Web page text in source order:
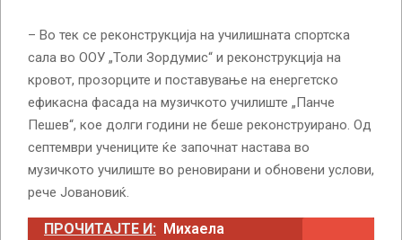
– Во тек се реконструкција на училишната спортска
сала во ООУ „Толи Зордумис“ и реконструкција на
кровот, прозорците и поставување на енергетско
ефикасна фасада на музичкото училиште „Панче
Пешев“, кое долги години не беше реконструирано. Од
септември учениците ќе започнат настава во
музичкото училиште во реновирани и обновени услови,
рече Јовановиќ.
ПРОЧИТАЈТЕ И: Михаела